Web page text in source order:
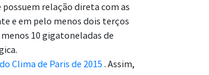
relação direta com as
e em pelo menos dois terços
10 gigatoneladas de
Clima de Paris de 2015 . Assim,